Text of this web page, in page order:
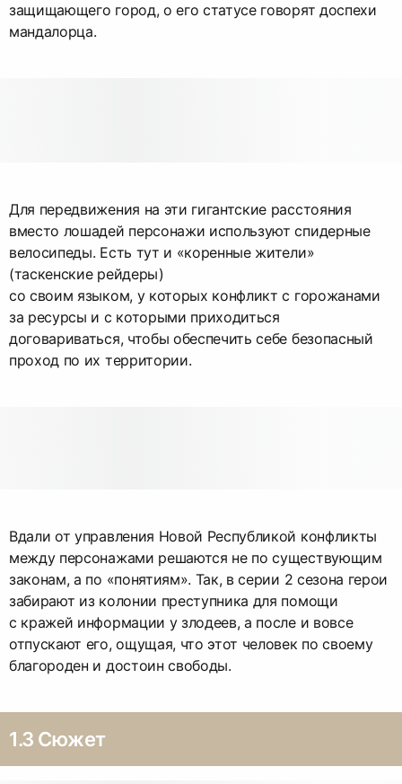
защищающего город, о его статусе говорят доспехи
мандалорца.
Для передвижения на эти гигантские расстояния
вместо лошадей персонажи используют спидерные
велосипеды. Есть тут и «коренные жители»
(таскенские рейдеры)
со своим языком, у которых конфликт с горожанами
за ресурсы и с которыми приходиться
договариваться, чтобы обеспечить себе безопасный
проход по их территории.
Вдали от управления Новой Республикой конфликты
между персонажами решаются не по существующим
законам, а по «понятиям». Так, в серии 2 сезона герои
забирают из колонии преступника для помощи
с кражей информации у злодеев, а после и вовсе
отпускают его, ощущая, что этот человек по своему
благороден и достоин свободы.
1.3 Сюжет